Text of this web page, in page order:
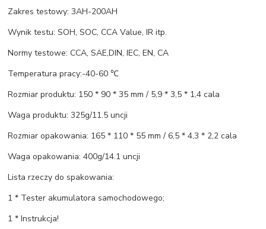
Zakres testowy: 3AH-200AH
Wynik testu: SOH, SOC, CCA Value, IR itp.
Normy testowe: CCA, SAE,DIN, IEC, EN, CA
Temperatura pracy:-40-60 ℃
Rozmiar produktu: 150 * 90 * 35 mm / 5,9 * 3,5 * 1,4 cala
Waga produktu: 325g/11.5 uncji
Rozmiar opakowania: 165 * 110 * 55 mm / 6,5 * 4,3 * 2,2 cala
Waga opakowania: 400g/14.1 uncji
Lista rzeczy do spakowania:
1 * Tester akumulatora samochodowego;
1 * Instrukcja!